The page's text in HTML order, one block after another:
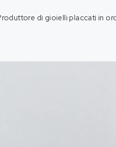
di gioielli placcati in